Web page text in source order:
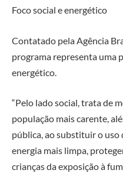
Foco social e energético
Contatado pela Agência
programa representa uma
energético.
“Pelo lado social, trata de
população mais carente,
pública, ao substituir o uso
energia mais limpa,
crianças da exposição à